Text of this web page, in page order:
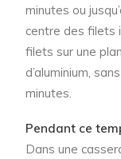
minutes ou
centre des filets
filets sur une
d’aluminium,
minutes.
Pendant ce
Dans une